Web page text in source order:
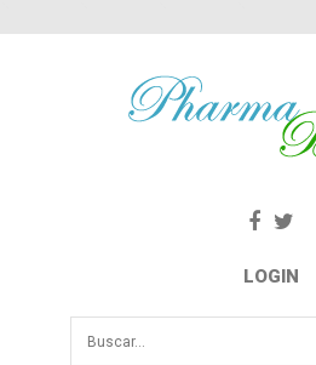
LOGIN
Buscar...